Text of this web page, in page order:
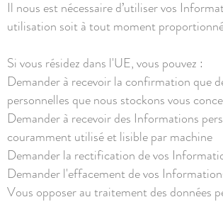
Il nous est nécessaire d’utiliser vos
utilisation soit à tout moment
Si vous résidez dans l'UE, vous pouvez :
Demander à recevoir la confirmation que
personnelles que nous stockons vous
Demander à recevoir des Informations
couramment utilisé et lisible par machine
Demander la rectification de vos
Demander l'effacement de vos
Vous opposer au traitement des données